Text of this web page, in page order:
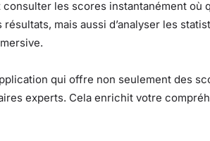
consulter les scores instantanément où
mais aussi d’analyser les
qui offre non seulement des
experts. Cela enrichit votre